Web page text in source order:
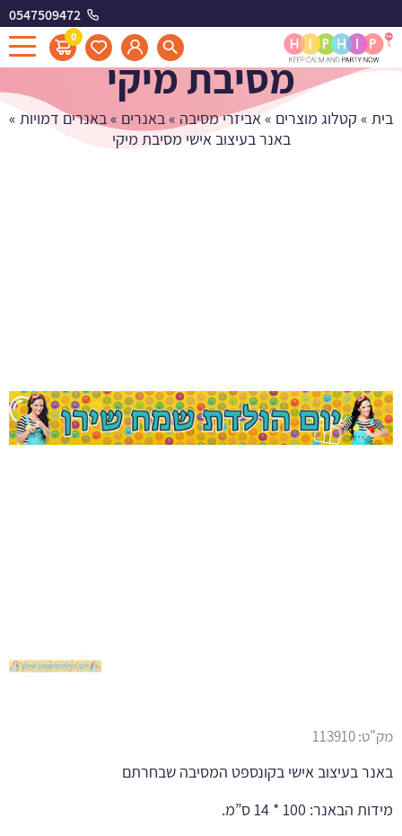
0547509472
0
באנר בעיצוב אישי
מסיבת מיקי
בית » קטלוג מוצרים »אביזרי מסיבה »באנרים »באנרים דמויות »
באנר בעיצוב אישי מסיבת מיקי
מק"ט:113910
באנר בעיצוב אישי בקונספט המסיבה שבחרתם
מידות הבאנר: 100 * 14 ס”מ.